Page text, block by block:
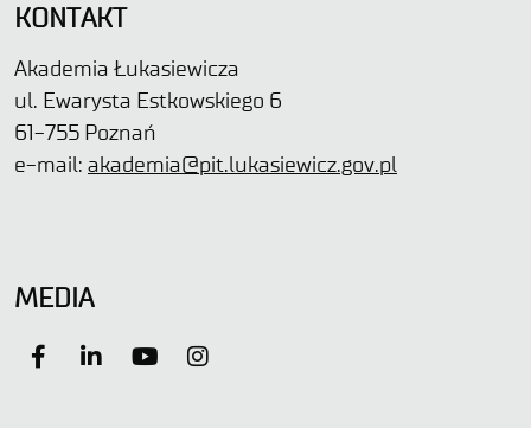
KONTAKT
Akademia Łukasiewicza
ul. Ewarysta Estkowskiego 6
61-755 Poznań
e-mail: akademia@pit.lukasiewicz.gov.pl
MEDIA